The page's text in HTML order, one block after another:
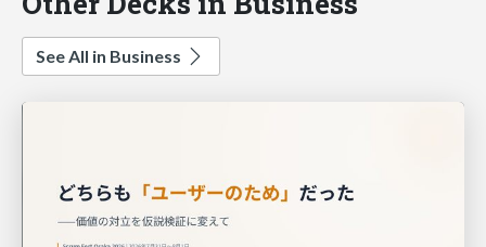
See All in Business